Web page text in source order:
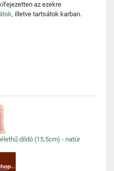
az ezekre
illetve tartsátok karban.
dildó (15,5cm) - natúr